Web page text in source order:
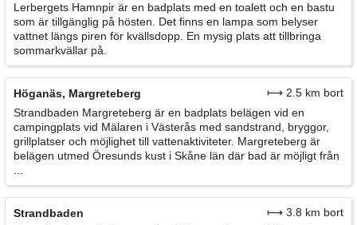
Lerbergets Hamnpir är en badplats med en toalett och en bastu
som är tillgänglig på hösten. Det finns en lampa som belyser
vattnet längs piren för kvällsdopp. En mysig plats att tillbringa
sommarkvällar på.
Höganäs, Margreteberg
⟼ 2.5 km bort
Strandbaden Margreteberg är en badplats belägen vid en
campingplats vid Mälaren i Västerås med sandstrand, bryggor,
grillplatser och möjlighet till vattenaktiviteter. Margreteberg är
belägen utmed Öresunds kust i Skåne län där bad är möjligt från
...
Strandbaden
⟼ 3.8 km bort